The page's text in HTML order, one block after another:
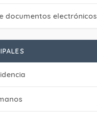
documentos electrónicos